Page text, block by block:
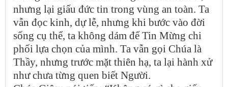
nhưng lại giấu đức tin trong vùng an toàn. Ta
vẫn đọc kinh, dự lễ, nhưng khi bước vào đời
sống cụ thể, ta không dám để Tin Mừng chi
phối lựa chọn của mình. Ta vẫn gọi Chúa là
Thầy, nhưng trước mặt thiên hạ, ta lại hành xử
như chưa từng quen biết Người.